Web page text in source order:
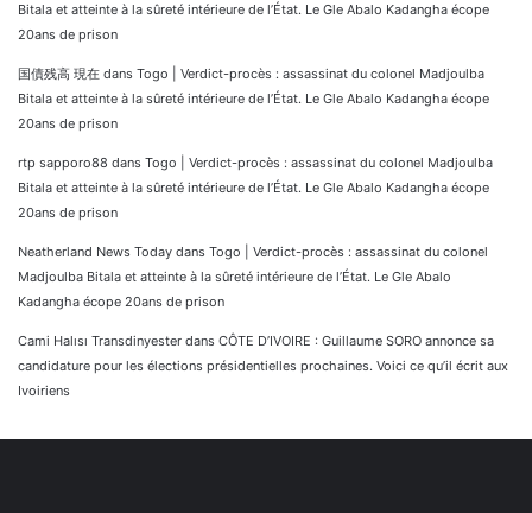
Bitala et atteinte à la sûreté intérieure de l’État. Le Gle Abalo Kadangha écope
20ans de prison
国債残高 現在 dans Togo | Verdict-procès : assassinat du colonel Madjoulba
Bitala et atteinte à la sûreté intérieure de l’État. Le Gle Abalo Kadangha écope
20ans de prison
rtp sapporo88 dans Togo | Verdict-procès : assassinat du colonel Madjoulba
Bitala et atteinte à la sûreté intérieure de l’État. Le Gle Abalo Kadangha écope
20ans de prison
Neatherland News Today dans Togo | Verdict-procès : assassinat du colonel
Madjoulba Bitala et atteinte à la sûreté intérieure de l’État. Le Gle Abalo
Kadangha écope 20ans de prison
Cami Halısı Transdinyester dans CÔTE D’IVOIRE : Guillaume SORO annonce sa
candidature pour les élections présidentielles prochaines. Voici ce qu’il écrit aux
Ivoiriens